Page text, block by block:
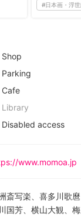
#日本画・浮
Shop
Parking
Cafe
Library
Disabled access
www.momoa.jp
斎写楽、喜多川歌
国芳、横山大観、